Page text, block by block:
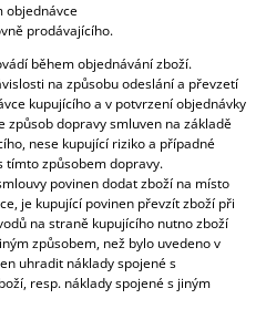
objednávce
prodávajícího.
během objednávání zboží.
na způsobu odeslání a převzetí
kupujícího a v potvrzení objednávky
způsob dopravy smluven na základě
nese kupující riziko a případné
tímto způsobem dopravy.
povinen dodat zboží na místo
je kupující povinen převzít zboží při
na straně kupujícího nutno zboží
způsobem, než bylo uvedeno v
uhradit náklady spojené s
resp. náklady spojené s jiným